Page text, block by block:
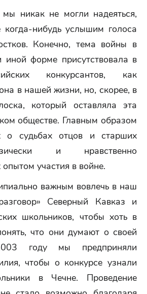
никак не могли надеяться,
нибудь услышим голоса
Конечно, тема войны в
форме присутствовала в
конкурсантов, как
в нашей жизни, но, скорее, в
который оставляла эта
обществе. Главным образом
судьбах отцов и старших
и нравственно
участия в войне.
важным вовлечь в наш
Северный Кавказ и
школьников, чтобы хоть в
что они думают о своей
году мы предприняли
чтобы о конкурсе узнали
в Чечне. Проведение